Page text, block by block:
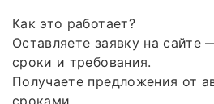
Как это работает?
Оставляете заявку на сайте
сроки и требования.
Получаете предложения от
сроками.